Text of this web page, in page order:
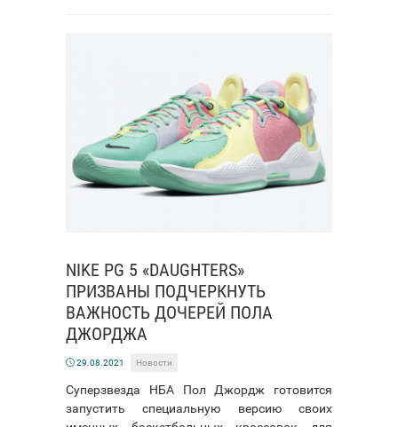
NIKE PG 5 «DAUGHTERS»
ПРИЗВАНЫ ПОДЧЕРКНУТЬ
ВАЖНОСТЬ ДОЧЕРЕЙ ПОЛА
ДЖОРДЖА
29.08.2021 Новости
Суперзвезда НБА Пол Джордж готовится
запустить специальную версию своих